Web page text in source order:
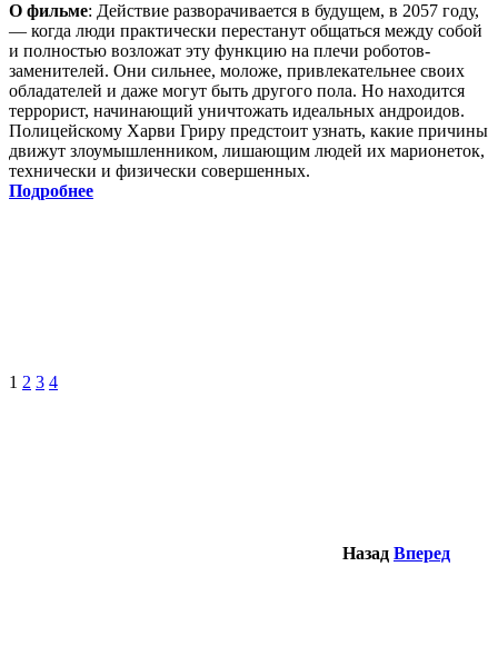
О фильме: Действие разворачивается в будущем, в 2057 году,
— когда люди практически перестанут общаться между собой
и полностью возложат эту функцию на плечи роботов-
заменителей. Они сильнее, моложе, привлекательнее своих
обладателей и даже могут быть другого пола. Но находится
террорист, начинающий уничтожать идеальных андроидов.
Полицейскому Харви Гриру предстоит узнать, какие причины
движут злоумышленником, лишающим людей их марионеток,
технически и физически совершенных.
Подробнее
1 2 3 4
Назад Вперед